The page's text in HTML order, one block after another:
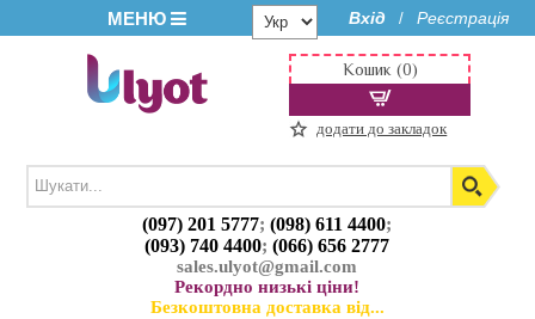
МЕНЮ Вхід / Реєстрація
(097) 201 5777;(098) 611 4400;
(093) 740 4400;(066) 656 2777
sales.ulyot@gmail.com
Рекордно низькі ціни!
Безкоштовна доставка від...
Кошик (0)
додати до закладок